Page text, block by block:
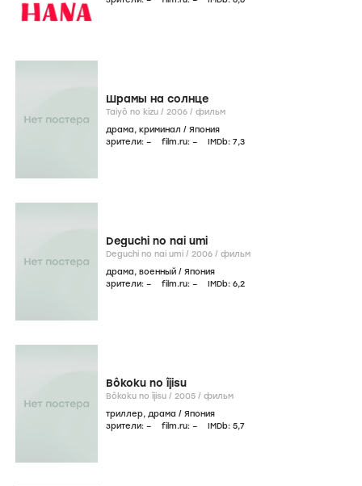
Шрамы на солнце
Taiyô no kizu / 2006 / фильм
драма, криминал / Япония
зрители: – film.ru: – IMDb: 7,3
Deguchi no nai umi
Deguchi no nai umi / 2006 / фильм
драма, военный / Япония
зрители: – film.ru: – IMDb: 6,2
Bôkoku no îjisu
Bôkoku no îjisu / 2005 / фильм
триллер, драма / Япония
зрители: – film.ru: – IMDb: 5,7